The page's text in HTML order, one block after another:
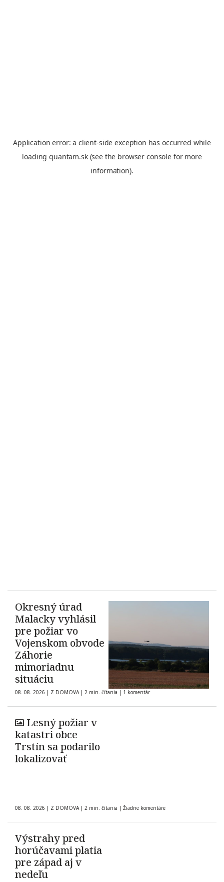
Okresný úrad
Malacky vyhlásil
pre požiar vo
Vojenskom obvode
Záhorie
mimoriadnu
situáciu
08. 08. 2026 | Z DOMOVA | 2 min. čítania | 1 komentár
Lesný požiar v
katastri obce
Trstín sa podarilo
lokalizovať
08. 08. 2026 | Z DOMOVA | 2 min. čítania | Žiadne komentáre
Výstrahy pred
horúčavami platia
pre západ aj v
nedeľu